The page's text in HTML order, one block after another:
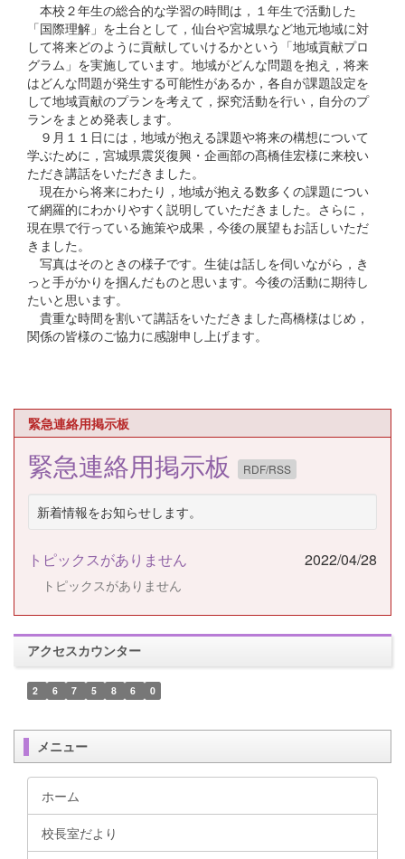
本校２年生の総合的な学習の時間は，１年生で活動した
「国際理解」を土台として，仙台や宮城県など地元地域に対
して将来どのように貢献していけるかという「地域貢献プロ
グラム」を実施しています。地域がどんな問題を抱え，将来
はどんな問題が発生する可能性があるか，各自が課題設定を
して地域貢献のプランを考えて，探究活動を行い，自分のプ
ランをまとめ発表します。
９月１１日には，地域が抱える課題や将来の構想について
学ぶために，宮城県震災復興・企画部の髙橋佳宏様に来校い
ただき講話をいただきました。
現在から将来にわたり，地域が抱える数多くの課題につい
て網羅的にわかりやすく説明していただきました。さらに，
現在県で行っている施策や成果，今後の展望もお話しいただ
きました。
写真はそのときの様子です。生徒は話しを伺いながら，き
っと手がかりを掴んだものと思います。今後の活動に期待し
たいと思います。
貴重な時間を割いて講話をいただきました髙橋様はじめ，
関係の皆様のご協力に感謝申し上げます。
緊急連絡用掲示板
緊急連絡用掲示板 RDF/RSS
新着情報をお知らせします。
トピックスがありません 2022/04/28
トピックスがありません
アクセスカウンター
2 6 7 5 8 6 0
メニュー
ホーム
校長室だより